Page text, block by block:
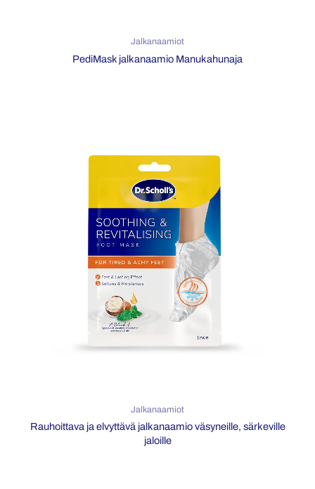
Jalkanaamiot
PediMask jalkanaamio Manukahunaja
Jalkanaamiot
Rauhoittava ja elvyttävä jalkanaamio väsyneille, särkeville
jaloille